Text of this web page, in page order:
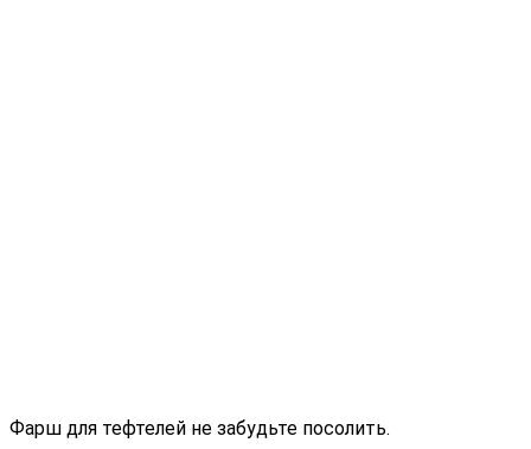
Фарш для тефтелей не забудьте посолить.